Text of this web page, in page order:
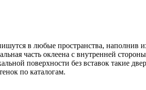
в любые пространства, наполнив
часть оклеена с внутренней
поверхности без вставок такие
по каталогам.